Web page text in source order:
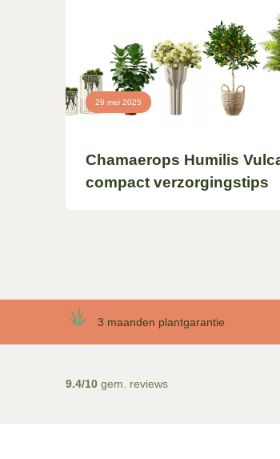
29 mei 2025
Chamaerops Humilis
compact verzorgingstips
3 maanden plantgarantie
9.4/10 gem. reviews